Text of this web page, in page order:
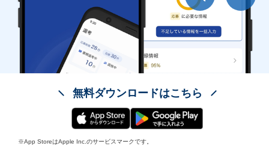
無料ダウンロードはこちら
※App StoreはApple Inc.のサービスマークです。